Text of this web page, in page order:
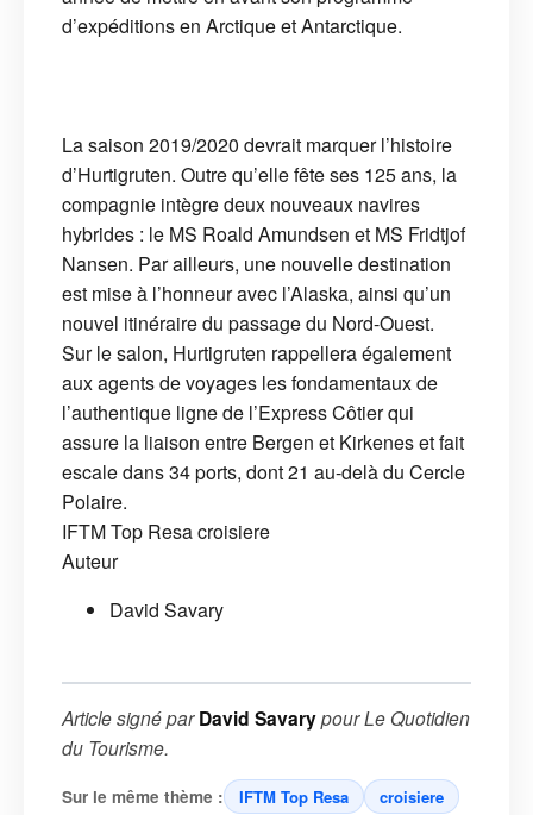
d’expéditions en Arctique et Antarctique.
La saison 2019/2020 devrait marquer l’histoire
d’Hurtigruten. Outre qu’elle fête ses 125 ans, la
compagnie intègre deux nouveaux navires
hybrides : le MS Roald Amundsen et MS Fridtjof
Nansen. Par ailleurs, une nouvelle destination
est mise à l’honneur avec l’Alaska, ainsi qu’un
nouvel itinéraire du passage du Nord-Ouest.
Sur le salon, Hurtigruten rappellera également
aux agents de voyages les fondamentaux de
l’authentique ligne de l’Express Côtier qui
assure la liaison entre Bergen et Kirkenes et fait
escale dans 34 ports, dont 21 au-delà du Cercle
Polaire.
IFTM Top Resacroisiere
Auteur
David Savary
Article signé parDavid SavarypourLe Quotidien
du Tourisme.
Sur le même thème : IFTM Top Resa croisiere